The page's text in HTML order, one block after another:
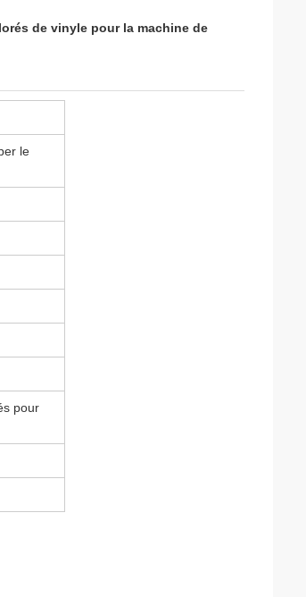
de vinyle pour la machine de
le
pour